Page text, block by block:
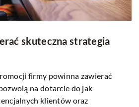
skuteczna strategia
firmy powinna zawierać
na dotarcie do jak
klientów oraz